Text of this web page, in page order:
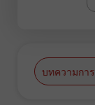
บทความกา